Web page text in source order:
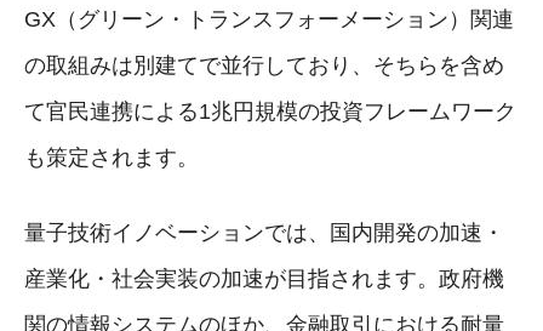
GX（グリーン・トランスフォーメーション）関連
の取組みは別建てで並行しており、そちらを含め
て官民連携による1兆円規模の投資フレームワーク
も策定されます。
量子技術イノベーションでは、国内開発の加速・
産業化・社会実装の加速が目指されます。政府機
関の情報システムのほか、金融取引における耐量